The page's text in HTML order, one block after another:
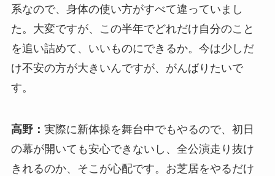
系なので、身体の使い方がすべて違っていまし
た。大変ですが、この半年でどれだけ自分のこと
を追い詰めて、いいものにできるか。今は少しだ
け不安の方が大きいんですが、がんばりたいで
す。
高野： 実際に新体操を舞台中でもやるので、初日
の幕が開いても安心できないし、全公演走り抜け
きれるのか、そこが心配です。お芝居をやるだけ